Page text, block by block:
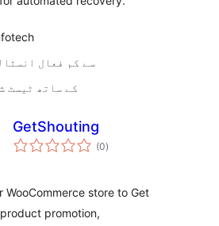
10 سے کم فعال
7.0.3 کے ساتھ ٹیسٹ
GetShouting
(0مجموعی
درجہ
)
WooCommerce store to Get
promotion,